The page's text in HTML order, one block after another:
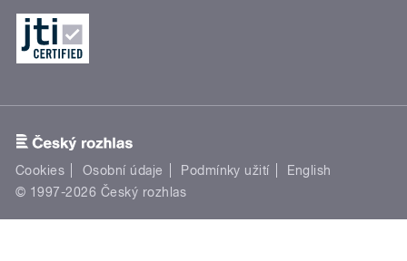
Cookies Osobní údaje Podmínky užití
English
© 1997-2026 Český rozhlas